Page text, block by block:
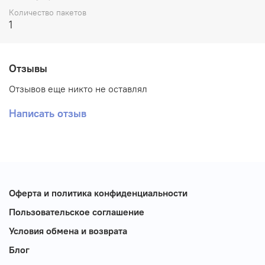
Количество пакетов
1
Отзывы
Отзывов еще никто не оставлял
Написать отзыв
Оферта и политика конфиденциальности
Пользовательское соглашение
Условия обмена и возврата
Блог